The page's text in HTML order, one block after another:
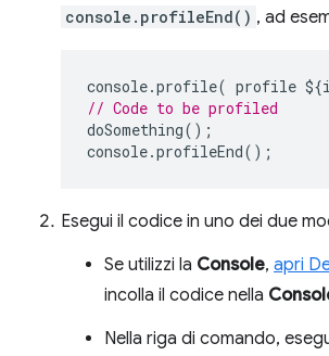
console.profileEnd() , ad
console.profile( profile ${i
// Code to be profiled
doSomething();
console.profileEnd();
Esegui il codice in uno dei due
Se utilizzi la Console, apri
incolla il codice nella
Nella riga di comando,